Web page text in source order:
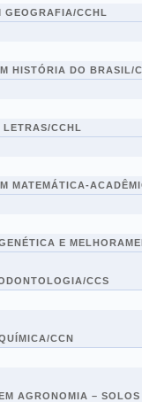
GEOGRAFIA/CCHL
HISTÓRIA DO BRASIL/
CCHL
MATEMÁTICA-
E
CCS
CCN
AGRONOMIA –